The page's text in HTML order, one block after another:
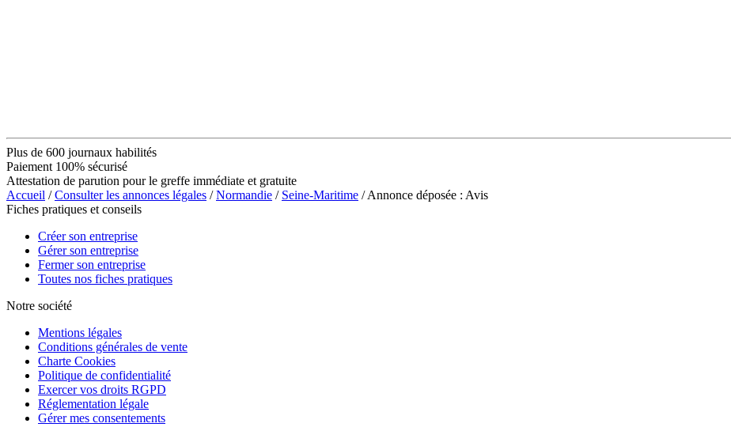
Plus de 600 journaux habilités
Paiement 100% sécurisé
Attestation de parution pour le greffe immédiate et gratuite
Accueil /Consulter les annonces légales /Normandie / Seine-Maritime / Annonce déposée : Avis
Fiches pratiques et conseils
Créer son entreprise
Gérer son entreprise
Fermer son entreprise
Toutes nos fiches pratiques
Notre société
Mentions légales
Conditions générales de vente
Charte Cookies
Politique de confidentialité
Exercer vos droits RGPD
Réglementation légale
Gérer mes consentements